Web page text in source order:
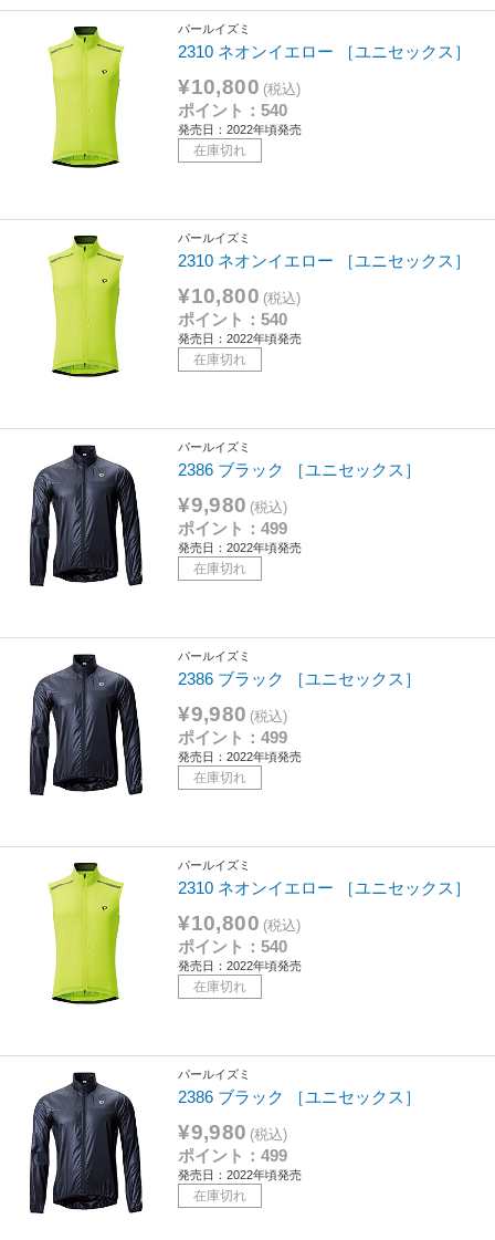
パールイズミ
2310 ネオンイエロー ［ユニセックス］
¥10,800 (税込)
ポイント：540
発売日：2022年頃発売
在庫切れ
パールイズミ
2310 ネオンイエロー ［ユニセックス］
¥10,800 (税込)
ポイント：540
発売日：2022年頃発売
在庫切れ
パールイズミ
2386 ブラック ［ユニセックス］
¥9,980 (税込)
ポイント：499
発売日：2022年頃発売
在庫切れ
パールイズミ
2386 ブラック ［ユニセックス］
¥9,980 (税込)
ポイント：499
発売日：2022年頃発売
在庫切れ
パールイズミ
2310 ネオンイエロー ［ユニセックス］
¥10,800 (税込)
ポイント：540
発売日：2022年頃発売
在庫切れ
パールイズミ
2386 ブラック ［ユニセックス］
¥9,980 (税込)
ポイント：499
発売日：2022年頃発売
在庫切れ